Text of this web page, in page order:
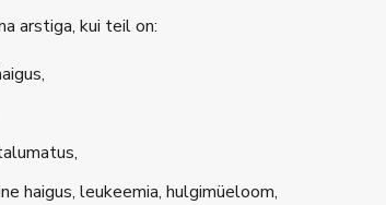
arstiga, kui teil on:
haigus, leukeemia, hulgimüeloom,